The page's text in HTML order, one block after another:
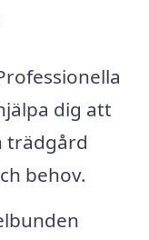
dig att
trädgård
behov.